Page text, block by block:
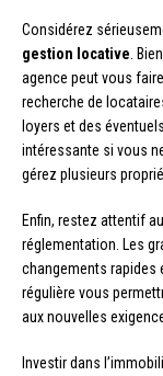
Considérez
gestion locative.
agence peut vous
recherche de
loyers et des
intéressante si vous
gérez plusieurs
Enfin, restez attentif
réglementation. Les
changements rapides
régulière vous
aux nouvelles
Investir dans